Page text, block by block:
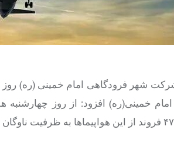
شهر فرودگاهی امام خمینی (ره)
امام خمینی(ره) افزود: از روز